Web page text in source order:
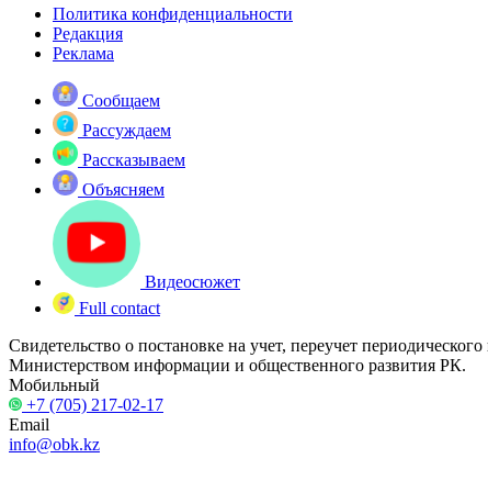
Политика конфиденциальности
Редакция
Реклама
Сообщаем
Рассуждаем
Рассказываем
Объясняем
Видеосюжет
Full contact
Свидетельство о постановке на учет, переучет
Министерством информации и общественного развития РК.
Мобильный
+7 (705) 217-02-17
Email
info@obk.kz